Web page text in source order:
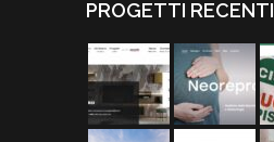
PROGETTI RECENTI